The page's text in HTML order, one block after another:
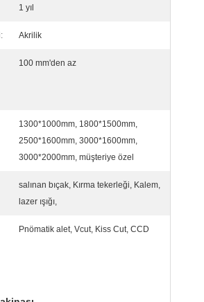
1 yıl
Akrilik
100 mm'den az
1300*1000mm, 1800*1500mm,
2500*1600mm, 3000*1600mm,
3000*2000mm, müşteriye özel
salınan bıçak, Kırma tekerleği, Kalem,
lazer ışığı,
Pnömatik alet, Vcut, Kiss Cut, CCD